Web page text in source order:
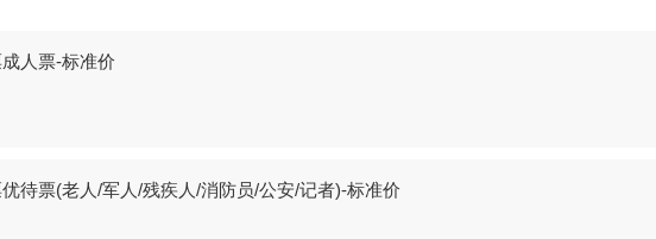
人票-标准价
待票(老人/军人/残疾人/消防员/公安/记者)-标准价